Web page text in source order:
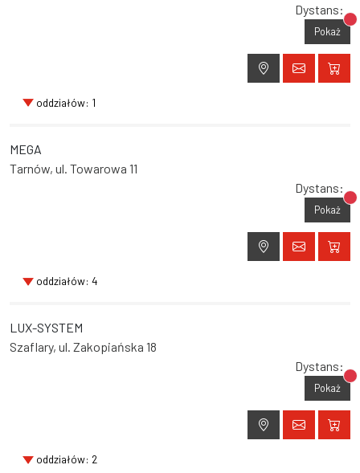
Dystans:
Pokaż
oddziałów: 1
MEGA
Tarnów, ul. Towarowa 11
Dystans:
Pokaż
oddziałów: 4
LUX-SYSTEM
Szaflary, ul. Zakopiańska 18
Dystans:
Pokaż
oddziałów: 2